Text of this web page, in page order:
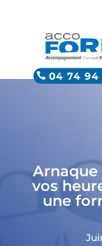
04 74 94
Arnaque
vos
une